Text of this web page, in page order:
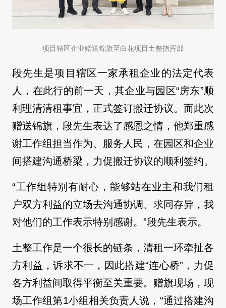
项目辖区企业赠送锦旗至白花项目土整指挥部
段先生是项目辖区一家承租企业的法定代表
人，在此行的前一天，其企业与园区“房东”顺
利理清清租事宜，正式签订搬迁协议。而此次
赠送锦旗，段先生表达了感恩之情，他郑重感
谢工作组担当作为、服务人民，在园区和企业
间搭建沟通桥梁，力促搬迁协议的顺利签约。
“工作组特别有耐心，能够站在业主和我们租
户双方利益的立场去沟通协调、求同存异，我
对他们的工作表示特别感谢。”段先生表示。
土整工作是一个很长的链条，清租一环牵扯各
方利益，诉求不一，因此搭建“连心桥”，力促
各方利益间取得平衡至关重要。赠旗现场，现
场工作组第1小组相关负责人说，“通过搭建沟